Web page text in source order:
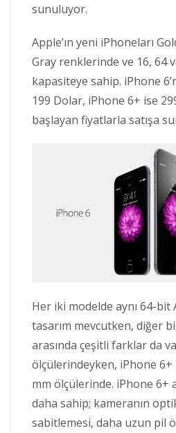
sunuluyor.
Apple’ın yeni iPhoneları
Gray renklerinde ve 16, 64
kapasiteye sahip. iPhone
199 Dolar, iPhone 6+ ise
başlayan fiyatlarla satışa
Her iki modelde aynı 64-bit
tasarım mevcutken, diğer
arasında çeşitli farklar da
ölçülerindeyken, iPhone 6+
mm ölçülerinde. iPhone 6+
daha sahip; kameranın
sabitlemesi, daha uzun pil